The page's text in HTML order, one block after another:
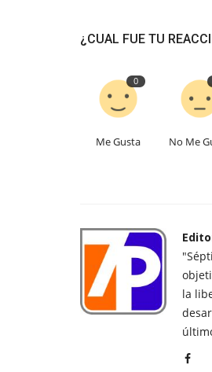
¿CUAL FUE TU
0
Me Gusta No Me
la